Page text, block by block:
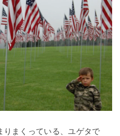
りまくっている、ユゲタで